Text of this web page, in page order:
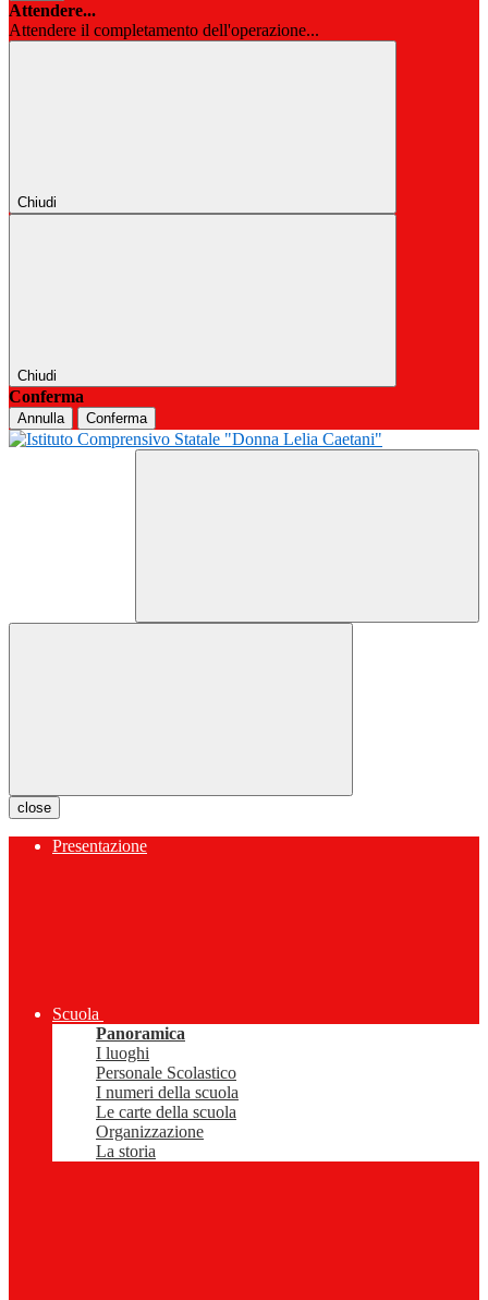
Attendere...
Attendere il completamento dell'operazione...
Chiudi
Chiudi
Conferma
Annulla Conferma
close
Presentazione
Scuola
Panoramica
I luoghi
Personale Scolastico
I numeri della scuola
Le carte della scuola
Organizzazione
La storia